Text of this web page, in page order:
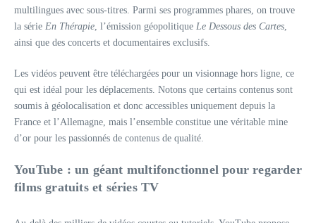
multilingues avec sous-titres. Parmi ses programmes phares, on trouve
la série En Thérapie, l’émission géopolitique Le Dessous des Cartes,
ainsi que des concerts et documentaires exclusifs.
Les vidéos peuvent être téléchargées pour un visionnage hors ligne, ce
qui est idéal pour les déplacements. Notons que certains contenus sont
soumis à géolocalisation et donc accessibles uniquement depuis la
France et l’Allemagne, mais l’ensemble constitue une véritable mine
d’or pour les passionnés de contenus de qualité.
YouTube : un géant multifonctionnel pour regarder
films gratuits et séries TV